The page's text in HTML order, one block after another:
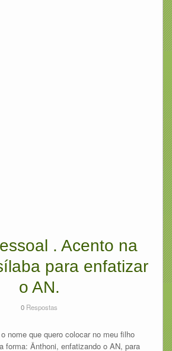
. Acento na
para enfatizar
o AN.
0 Respostas
nome que quero colocar no meu filho
forma: Ânthoni, enfatizando o AN, para